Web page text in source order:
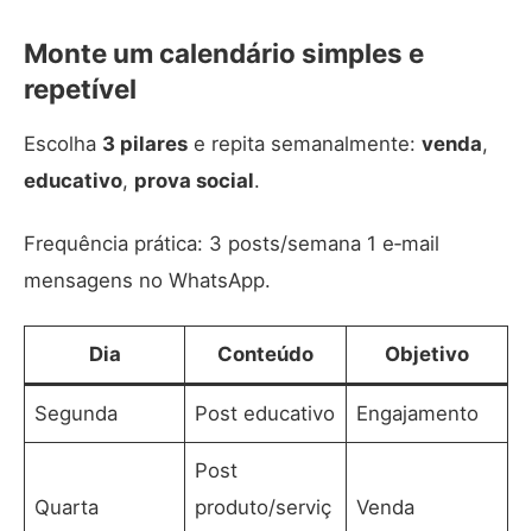
Monte um calendário simples e
repetível
Escolha 3 pilares e repita semanalmente: venda,
educativo, prova social.
Frequência prática: 3 posts/semana 1 e‑mail
mensagens no WhatsApp.
Dia Conteúdo Objetivo
Segunda Post educativo Engajamento
Quarta
Post
produto/serviç
Venda